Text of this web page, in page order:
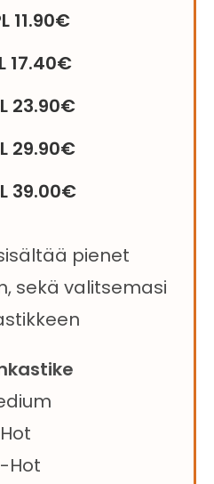
11.90€
17.40€
23.90€
29.90€
39.00€
pienet
sekä valitsemasi
Hot
Hot